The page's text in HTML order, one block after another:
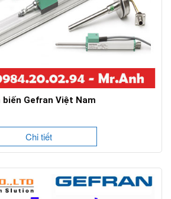
biến Gefran Việt Nam
Chi tiết